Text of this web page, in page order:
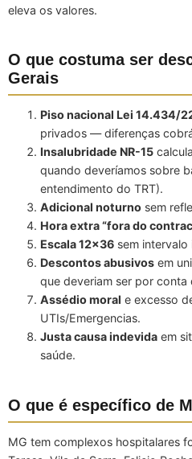
eleva os valores.
O que costuma ser
Gerais
Piso nacional Lei 14.434/
privados — diferenças
Insalubridade NR-15
quando deveríamos sobre
entendimento do TRT).
Adicional noturno sem
Hora extra “fora do
Escala 12×36 sem
Descontos abusivos em
que deveriam ser por conta
Assédio moral e excesso
UTIs/Emergencias.
Justa causa indevida em
saúde.
O que é específico de
MG tem complexos hospitalares